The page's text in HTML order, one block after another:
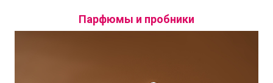
пачули, придающие аромату благородную глубину.
Парфюмы и пробники